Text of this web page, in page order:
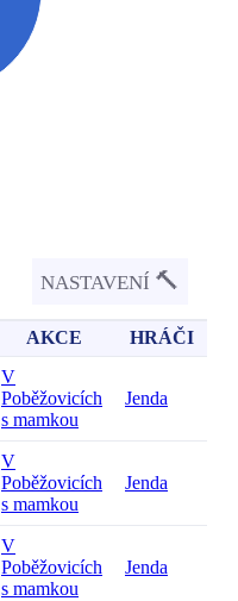
NASTAVENÍ 🔨
AKCE HRÁČI
V
Poběžovicích
s mamkou
Jenda
V
Poběžovicích
s mamkou
Jenda
V
Poběžovicích
s mamkou
Jenda